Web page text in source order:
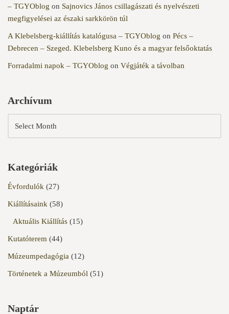
– TGYOblog on Sajnovics János csillagászati és nyelvészeti
megfigyelései az északi sarkkörön túl
A Klebelsberg-kiállítás katalógusa – TGYOblog on Pécs –
Debrecen – Szeged. Klebelsberg Kuno és a magyar felsőoktatás
Forradalmi napok – TGYOblog on Végjáték a távolban
Archívum
Kategóriák
Évfordulók (27)
Kiállításaink (58)
Aktuális Kiállítás (15)
Kutatóterem (44)
Múzeumpedagógia (12)
Történetek a Múzeumból (51)
Naptár